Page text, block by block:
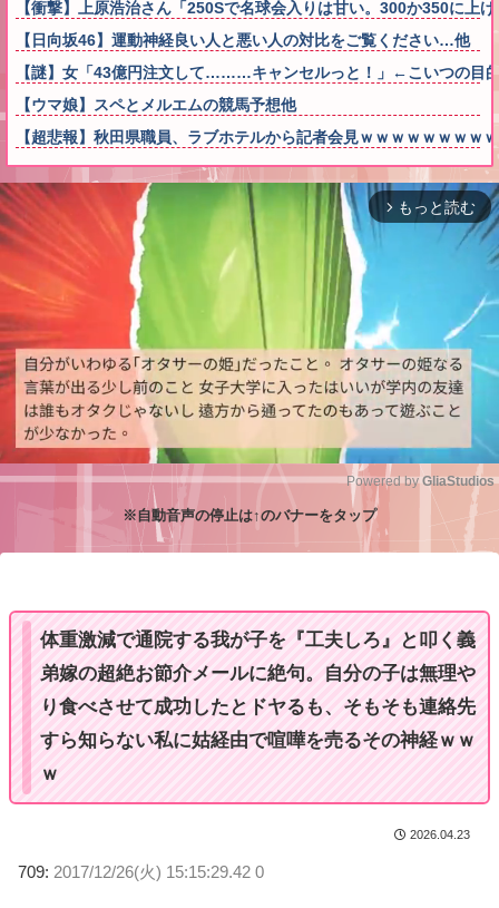
【衝撃】上原浩治さん「250Sで名球会入りは甘い。300か350に上
【日向坂46】運動神経良い人と悪い人の対比をご覧ください…他
【謎】女「43億円注文して………キャンセルっと！」←こいつの目
【ウマ娘】スペとメルエムの競馬予想他
【超悲報】秋田県職員、ラブホテルから記者会見ｗｗｗｗｗｗｗｗ
arrow_forward_ios もっと読む
Powered by GliaStudios
※自動音声の停止は↑のバナーをタップ
体重激減で通院する我が子を『工夫しろ』と叩く義
弟嫁の超絶お節介メールに絶句。自分の子は無理や
り食べさせて成功したとドヤるも、そもそも連絡先
すら知らない私に姑経由で喧嘩を売るその神経ｗｗ
ｗ
2026.04.23
709: 2017/12/26(火) 15:15:29.42 0